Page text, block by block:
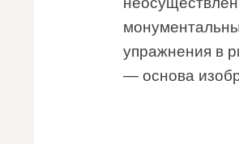
упражнения в
— основа